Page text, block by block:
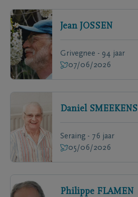
Jean JOSSEN
Grivegnee - 94 jaar
07/06/2026
Daniel SMEEKENS
Seraing - 76 jaar
05/06/2026
Philippe FLAMEN